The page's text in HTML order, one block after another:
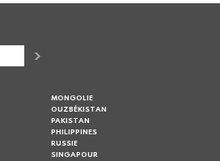
MONGOLIE
OUZBÉKISTAN
PAKISTAN
PHILIPPINES
RUSSIE
SINGAPOUR